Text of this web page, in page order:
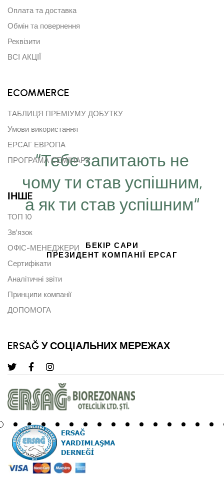
“Тебе запитають не
чому ти став успішним,
а як ти став успішним“
БЕКІР САРИ
ПРЕЗИДЕНТ КОМПАНІЇ ЕРСАГ
Оплата та доставка
Обмін та повернення
Реквізити
ВСІ АКЦІЇ
ECOMMERCE
ТАБЛИЦЯ ПРЕМІУМУ ДОБУТКУ
Умови використання
ЕРСАГ ЕВРОПА
ПРОГРАМА СЕМІНАРУ
ІНШE
ТОП 10
Зв'язок
ОФІС-МЕНЕДЖЕРИ
Сертифікати
Аналітичні звіти
Принципи компанії
ДОПОМОГА
ERSAĞ У СОЦІАЛЬНИХ МЕРЕЖАХ